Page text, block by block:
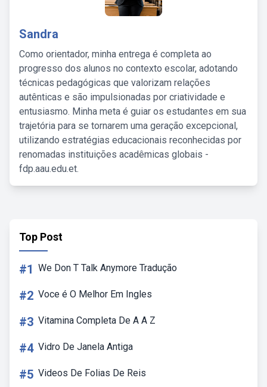
Sandra
Como orientador, minha entrega é completa ao
progresso dos alunos no contexto escolar, adotando
técnicas pedagógicas que valorizam relações
autênticas e são impulsionadas por criatividade e
entusiasmo. Minha meta é guiar os estudantes em sua
trajetória para se tornarem uma geração excepcional,
utilizando estratégias educacionais reconhecidas por
renomadas instituições acadêmicas globais -
fdp.aau.edu.et.
Top Post
#1 We Don T Talk Anymore Tradução
#2 Voce é O Melhor Em Ingles
#3 Vitamina Completa De A A Z
#4 Vidro De Janela Antiga
#5 Videos De Folias De Reis